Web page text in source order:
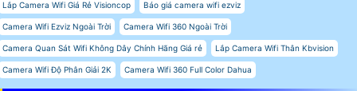
Lắp Camera Wifi Giá Rẻ Visioncop Báo giá camera wifi ezviz
Camera Wifi Ezviz Ngoài Trời Camera Wifi 360 Ngoài Trời
Camera Quan Sát Wifi Không Dây Chính Hãng Giá rẻ Lắp Camera Wifi Thân Kbvision
Camera Wifi Độ Phân Giải 2K Camera Wifi 360 Full Color Dahua